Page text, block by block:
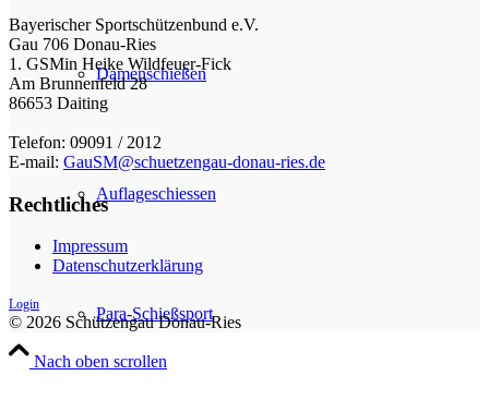
Damenschießen
Auflageschiessen
Para-Schießsport
Bayerischer Sportschützenbund e.V.
Gau 706 Donau-Ries
1. GSMin Heike Wildfeuer-Fick
Am Brunnenfeld 28
86653 Daiting
Telefon: 09091 / 2012
E-mail: GauSM@schuetzengau-donau-ries.de
Rechtliches
Impressum
Datenschutzerklärung
Login
© 2026 Schützengau Donau-Ries
Nach oben scrollen